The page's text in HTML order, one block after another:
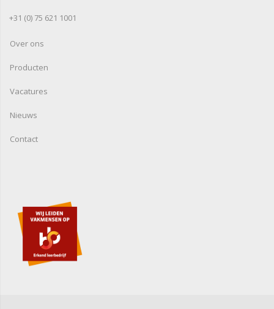
+31 (0) 75 621 1001
Over ons
Producten
Vacatures
Nieuws
Contact